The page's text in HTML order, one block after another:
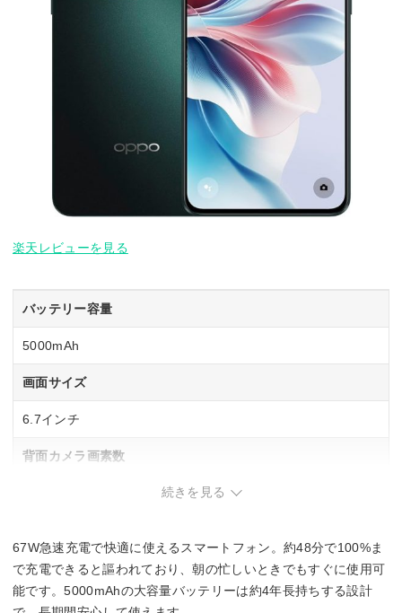
楽天レビューを見る
バッテリー容量
5000mAh
画面サイズ
6.7インチ
背面カメラ画素数
重量
177g
続きを見る
67W急速充電で快適に使えるスマートフォン。約48分で100%ま
で充電できると謳われており、朝の忙しいときでもすぐに使用可
能です。5000mAhの大容量バッテリーは約4年長持ちする設計